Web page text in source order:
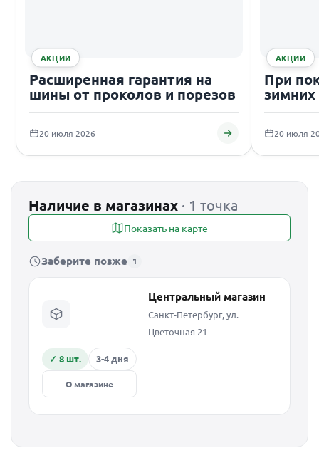
АКЦИИ
Расширенная гарантия на
шины от проколов и порезов
20 июля 2026
АКЦИИ
При
20 июля
Наличие в магазинах · 1 точка
Показать на карте
Заберите позже 1
Центральный магазин
Санкт-Петербург, ул.
Цветочная 21
✓ 8 шт. 3-4 дня
О магазине